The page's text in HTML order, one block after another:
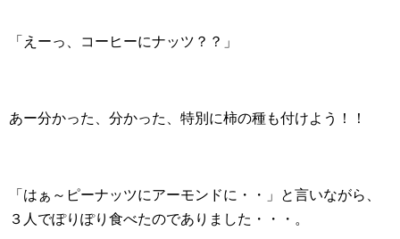
「えーっ、コーヒーにナッツ？？」
あー分かった、分かった、特別に柿の種も付けよう！！
「はぁ～ピーナッツにアーモンドに・・」と言いながら、
３人でぽりぽり食べたのでありました・・・。